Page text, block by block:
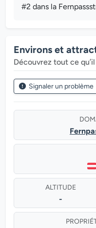
#2 dans la
Environs et
Découvrez tout ce
Signaler un problème
ALTITUDE
-